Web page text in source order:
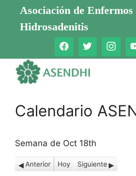
Saltar
contenido
Asociación de Enfermos
Hidrosadenitis
Calendario
Semana de Oct 18th
Anterior Hoy Siguiente